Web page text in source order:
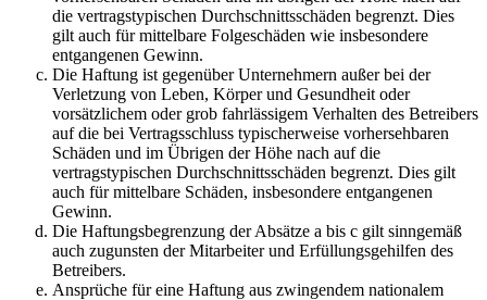
die vertragstypischen Durchschnittsschäden begrenzt. Dies
gilt auch für mittelbare Folgeschäden wie insbesondere
entgangenen Gewinn.
Die Haftung ist gegenüber Unternehmern außer bei der
Verletzung von Leben, Körper und Gesundheit oder
vorsätzlichem oder grob fahrlässigem Verhalten des Betreibers
auf die bei Vertragsschluss typischerweise vorhersehbaren
Schäden und im Übrigen der Höhe nach auf die
vertragstypischen Durchschnittsschäden begrenzt. Dies gilt
auch für mittelbare Schäden, insbesondere entgangenen
Gewinn.
Die Haftungsbegrenzung der Absätze a bis c gilt sinngemäß
auch zugunsten der Mitarbeiter und Erfüllungsgehilfen des
Betreibers.
Ansprüche für eine Haftung aus zwingendem nationalem